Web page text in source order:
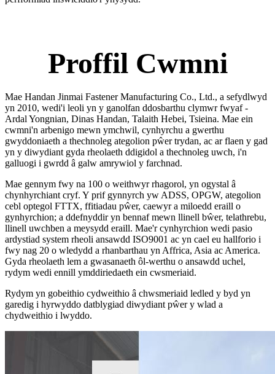
Proffil Cwmni
Mae Handan Jinmai Fastener Manufacturing Co., Ltd., a sefydlwyd
yn 2010, wedi'i leoli yn y ganolfan ddosbarthu clymwr fwyaf -
Ardal Yongnian, Dinas Handan, Talaith Hebei, Tsieina. Mae ein
cwmni'n arbenigo mewn ymchwil, cynhyrchu a gwerthu
gwyddoniaeth a thechnoleg ategolion pŵer trydan, ac ar flaen y gad
yn y diwydiant gyda rheolaeth ddigidol a thechnoleg uwch, i'n
galluogi i gwrdd â galw amrywiol y farchnad.
Mae gennym fwy na 100 o weithwyr rhagorol, yn ogystal â
chynhyrchiant cryf. Y prif gynnyrch yw ADSS, OPGW, ategolion
cebl optegol FTTX, ffitiadau pŵer, caewyr a miloedd eraill o
gynhyrchion; a ddefnyddir yn bennaf mewn llinell bŵer, telathrebu,
llinell uwchben a meysydd eraill. Mae'r cynhyrchion wedi pasio
ardystiad system rheoli ansawdd ISO9001 ac yn cael eu hallforio i
fwy nag 20 o wledydd a rhanbarthau yn Affrica, Asia ac America.
Gyda rheolaeth lem a gwasanaeth ôl-werthu o ansawdd uchel,
rydym wedi ennill ymddiriedaeth ein cwsmeriaid.
Rydym yn gobeithio cydweithio â chwsmeriaid ledled y byd yn
garedig i hyrwyddo datblygiad diwydiant pŵer y wlad a
chydweithio i lwyddo.